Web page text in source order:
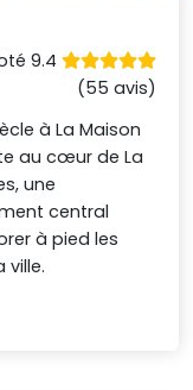
9.4
(55 avis)
à La Maison
au cœur de La
une
central
à pied les
ville.